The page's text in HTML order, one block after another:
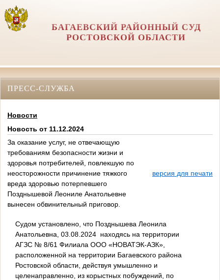
БАГАЕВСКИЙ РАЙОННЫЙ СУД
РОСТОВСКОЙ ОБЛАСТИ
ПРЕСС-СЛУЖБА
Новости
Новость от 11.12.2024
За оказание услуг, не отвечающую
требованиям безопасности жизни и
здоровья потребителей, повлекшую по
неосторожности причинение тяжкого
вреда здоровью потерпевшего
Позднышевой Леониле Анатольевне
вынесен обвинительный приговор.
версия для печати
Судом установлено, что Позднышева Леонила
Анатольевна, 03.08.2024 находясь на территории
АГЗС № 8/61 Филиала ООО «НОВАТЭК-АЗК»,
расположенной на территории Багаевского района
Ростовской области, действуя умышленно и
целенаправленно, из корыстных побуждений, по